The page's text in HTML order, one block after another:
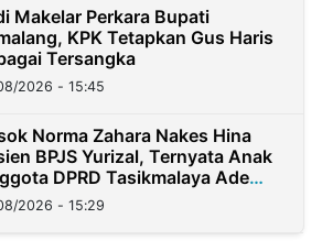
Makelar Perkara Bupati
KPK Tetapkan Gus Haris
Tersangka
2026 - 15:45
Norma Zahara Nakes Hina
BPJS Yurizal, Ternyata Anak
DPRD Tasikmalaya Ade
2026 - 15:29